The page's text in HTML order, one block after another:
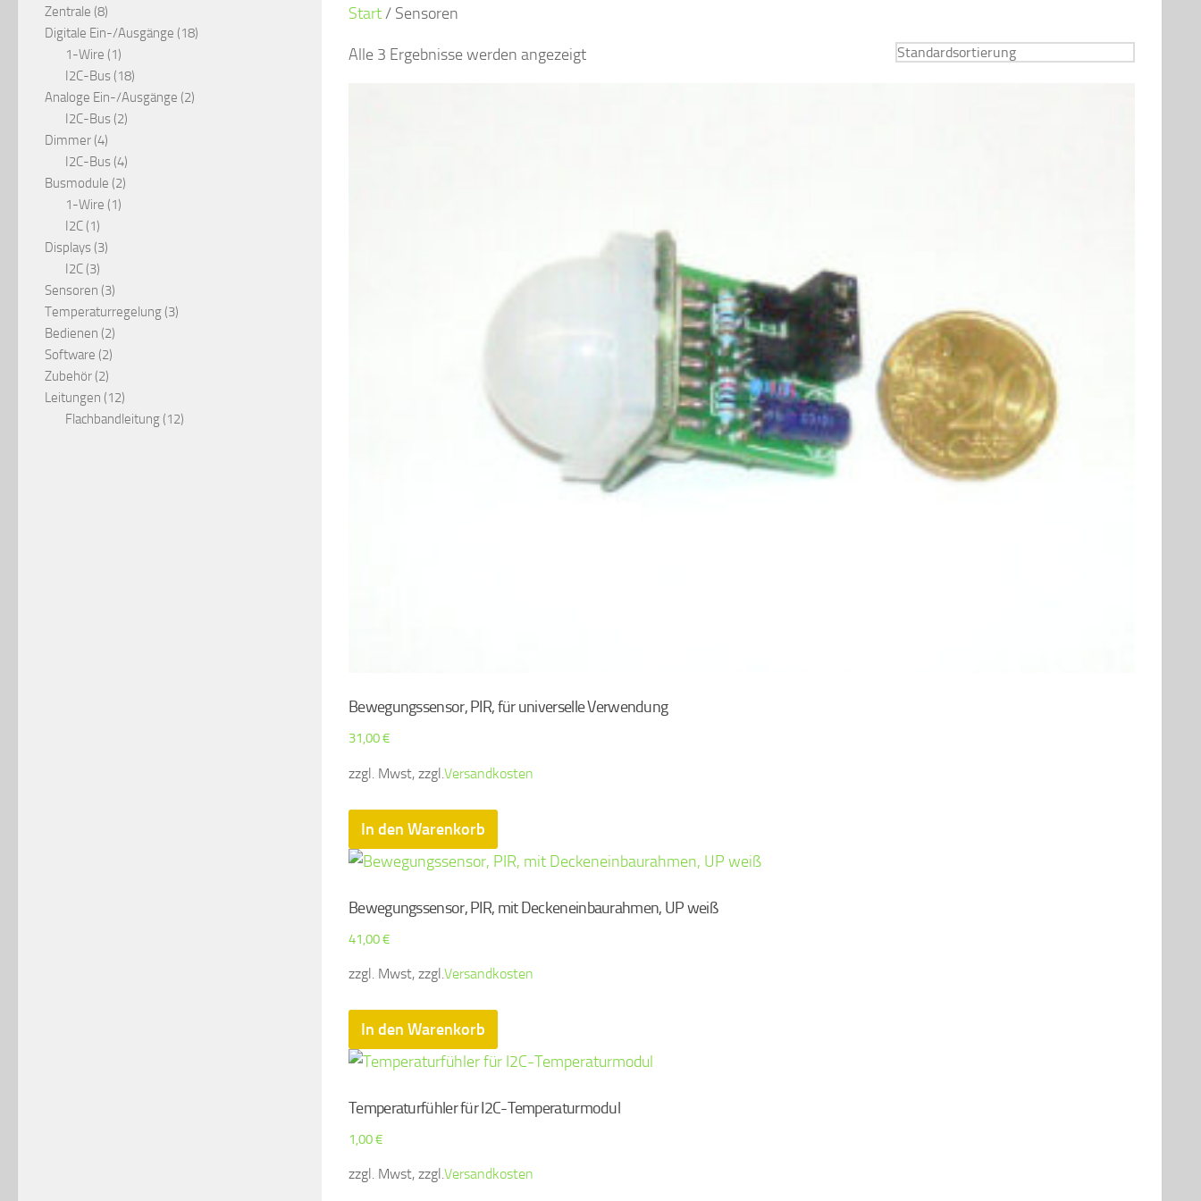
Start/ Sensoren
Alle 3 Ergebnisse werden angezeigt
Bewegungssensor, PIR, für universelle Verwendung
31,00€
zzgl. Mwst, zzgl. Versandkosten
In den Warenkorb
Bewegungssensor, PIR, mit Deckeneinbaurahmen, UP weiß
41,00€
zzgl. Mwst, zzgl. Versandkosten
In den Warenkorb
Temperaturfühler für I2C-Temperaturmodul
1,00€
zzgl. Mwst, zzgl.Versandkosten
Zentrale 88
Produkte
Digitale Ein-/Ausgänge 1818
1-Wire 11
Produkt
I2C-Bus 1818
Produkte
Analoge Ein-/Ausgänge 22
I2C-Bus 22
Dimmer 44
Produkte
I2C-Bus 44
Produkte
Busmodule 22
1-Wire 11
I2C 11
Produkt
Displays 33
I2C 33
Produkte
Sensoren 33
Produkte
Temperaturregelung 33
Bedienen 22
Produkte
Software 22
Zubehör 22
Produkte
Leitungen 1212
Produkte
Flachbandleitung 1212